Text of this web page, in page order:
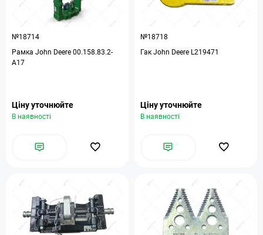
№18714
Рамка John Deere 00.158.83.2-
A17
Ціну уточнюйте
В наявності
№18718
Гак John Deere L219471
Ціну уточнюйте
В наявності